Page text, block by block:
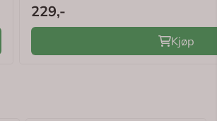
229,-
Kjøp